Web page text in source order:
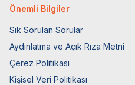
Önemli Bilgiler
Sık Sorulan Sorular
Aydınlatma ve Açık Rıza Metni
Çerez Politikası
Kişisel Veri Politikası